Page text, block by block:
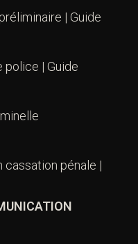
| Guide
police | Guide
cassation pénale |